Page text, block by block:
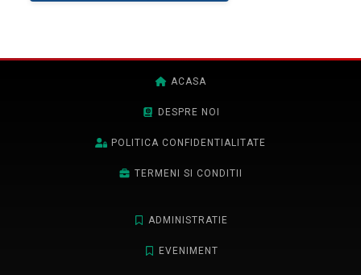
ACASA
DESPRE NOI
POLITICA CONFIDENTIALITATE
TERMENI SI CONDITII
ADMINISTRATIE
EVENIMENT